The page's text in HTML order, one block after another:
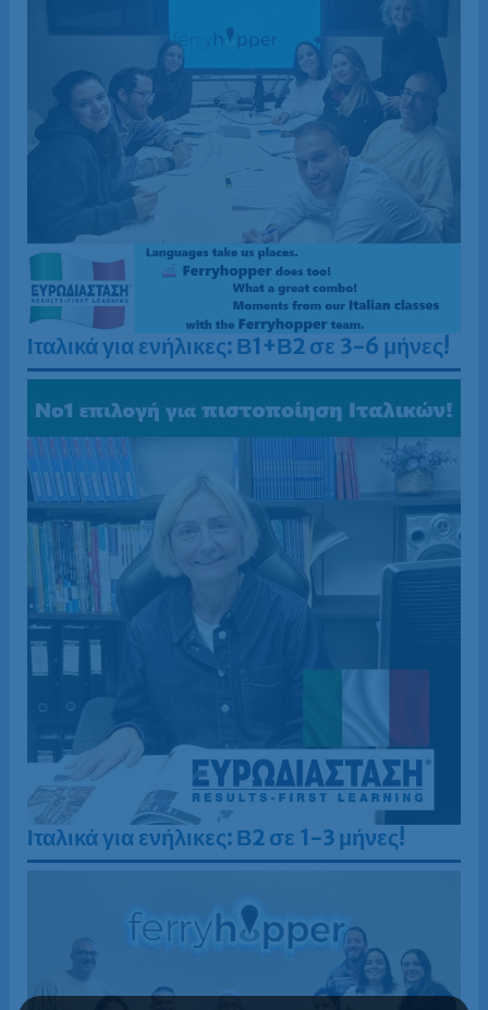
Ιταλικά για ενήλικες: Β1+Β2 σε 3-6 μήνες!
Ιταλικά για ενήλικες: Β2 σε 1-3 μήνες!